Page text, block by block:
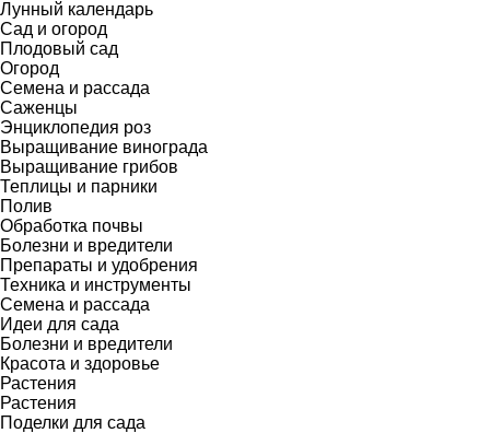
Лунный календарь
Сад и огород
Плодовый сад
Огород
Семена и рассада
Саженцы
Энциклопедия роз
Выращивание винограда
Выращивание грибов
Теплицы и парники
Полив
Обработка почвы
Болезни и вредители
Препараты и удобрения
Техника и инструменты
Семена и рассада
Идеи для сада
Болезни и вредители
Красота и здоровье
Растения
Растения
Поделки для сада